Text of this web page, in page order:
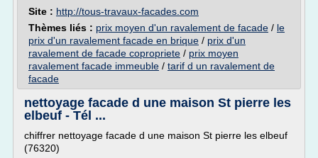
Site : http://tous-travaux-facades.com
Thèmes liés : prix moyen d'un ravalement de facade / le
prix d'un ravalement facade en brique / prix d'un
ravalement de facade copropriete / prix moyen
ravalement facade immeuble / tarif d un ravalement de
facade
nettoyage facade d une maison St pierre les
elbeuf - Tél ...
chiffrer nettoyage facade d une maison St pierre les elbeuf
(76320)